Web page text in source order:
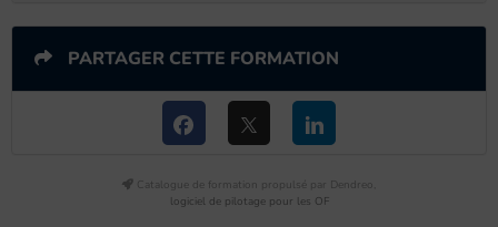
PARTAGER CETTE FORMATION
Catalogue de formation propulsé par Dendreo,
logiciel de pilotage pour les OF